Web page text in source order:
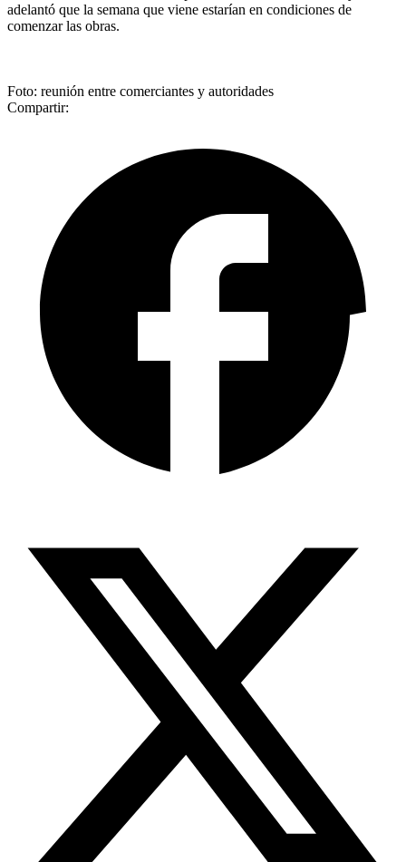
adelantó que la semana que viene estarían en condiciones de
comenzar las obras.
Foto: reunión entre comerciantes y autoridades
Compartir: